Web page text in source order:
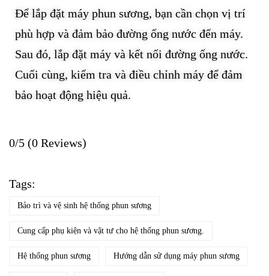
Để lắp đặt máy phun sương, bạn cần chọn vị trí
phù hợp và đảm bảo đường ống nước đến máy.
Sau đó, lắp đặt máy và kết nối đường ống nước.
Cuối cùng, kiểm tra và điều chỉnh máy để đảm
bảo hoạt động hiệu quả.
0/5 (0 Reviews)
Tags:
Bảo trì và vệ sinh hệ thống phun sương
Cung cấp phụ kiện và vật tư cho hệ thống phun sương.
Hệ thống phun sương Hướng dẫn sử dụng máy phun sương